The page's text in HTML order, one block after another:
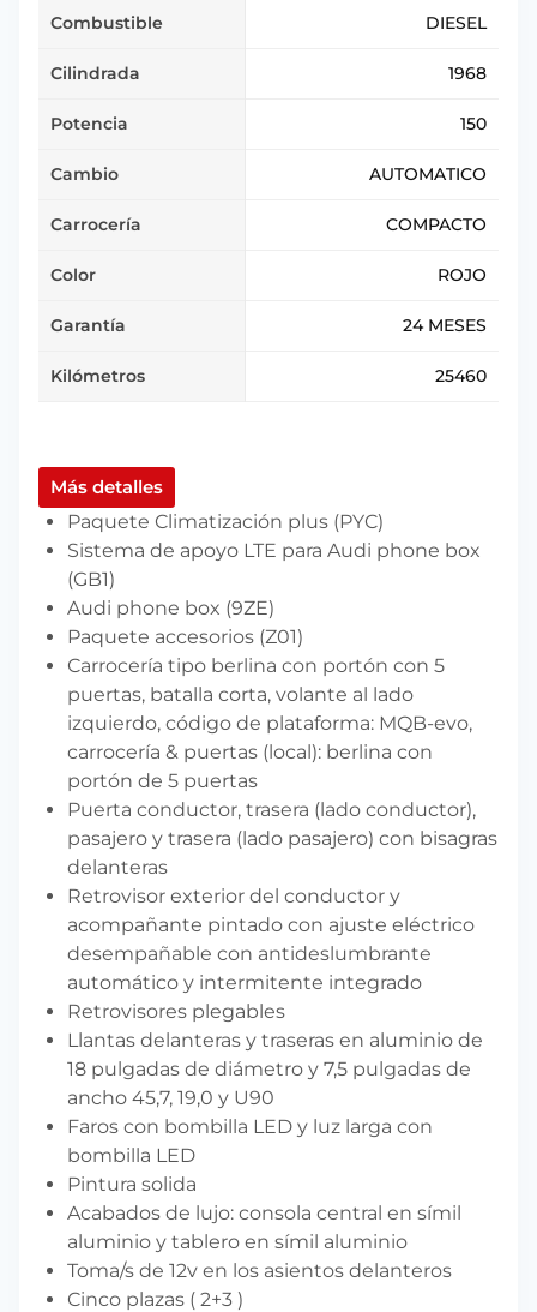
Combustible DIESEL
Cilindrada 1968
Potencia 150
Cambio AUTOMATICO
Carrocería COMPACTO
Color ROJO
Garantía 24 MESES
Kilómetros 25460
Más detalles
Paquete Climatización plus (PYC)
Sistema de apoyo LTE para Audi phone box
(GB1)
Audi phone box (9ZE)
Paquete accesorios (Z01)
Carrocería tipo berlina con portón con 5
puertas, batalla corta, volante al lado
izquierdo, código de plataforma: MQB-evo,
carrocería & puertas (local): berlina con
portón de 5 puertas
Puerta conductor, trasera (lado conductor),
pasajero y trasera (lado pasajero) con bisagras
delanteras
Retrovisor exterior del conductor y
acompañante pintado con ajuste eléctrico
desempañable con antideslumbrante
automático y intermitente integrado
Retrovisores plegables
Llantas delanteras y traseras en aluminio de
18 pulgadas de diámetro y 7,5 pulgadas de
ancho 45,7, 19,0 y U90
Faros con bombilla LED y luz larga con
bombilla LED
Pintura solida
Acabados de lujo: consola central en símil
aluminio y tablero en símil aluminio
Toma/s de 12v en los asientos delanteros
Cinco plazas ( 2+3 )